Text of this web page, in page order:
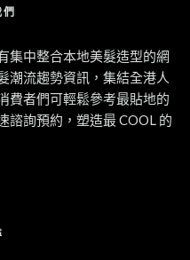
集中整合本地美髮造型的網
潮流趨勢資訊，集結全港人
費者們可輕鬆參考最貼地的
諮詢預約，塑造最 COOL 的